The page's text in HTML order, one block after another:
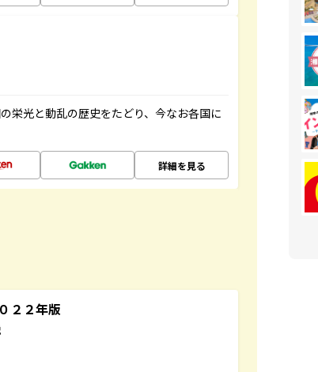
栄光と動乱の歴史をたどり、今なお各国に
詳細を見る
２２年版